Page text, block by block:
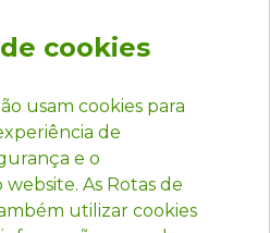
cookies
usam cookies para
de
e o
As Rotas de
utilizar cookies